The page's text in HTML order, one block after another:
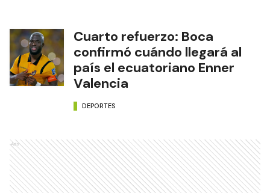
Cuarto refuerzo: Boca
confirmó cuándo llegará al
país el ecuatoriano Enner
Valencia
DEPORTES
Ads